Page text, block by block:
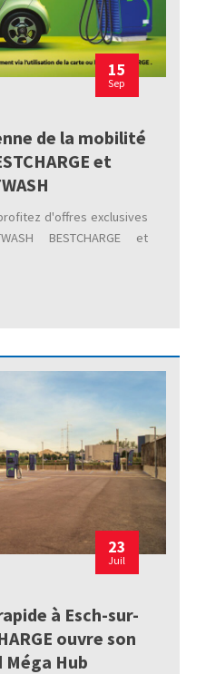
15
Sep
de la mobilité
et
d'offres exclusives
BESTCHARGE et
23
Juil
à Esch-sur-
ouvre son
Méga Hub